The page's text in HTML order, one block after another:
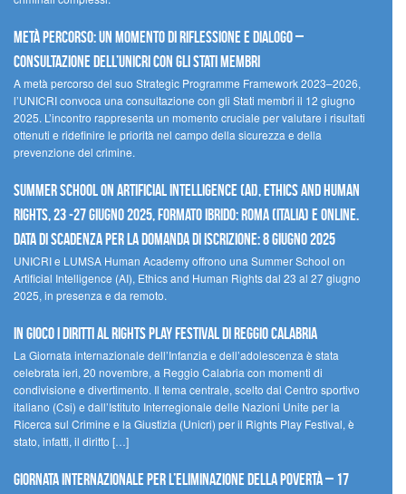
Metà percorso: un momento di riflessione e dialogo –
Consultazione dell’UNICRI con gli Stati membri
A metà percorso del suo Strategic Programme Framework 2023–2026,
l’UNICRI convoca una consultazione con gli Stati membri il 12 giugno
2025. L’incontro rappresenta un momento cruciale per valutare i risultati
ottenuti e ridefinire le priorità nel campo della sicurezza e della
prevenzione del crimine.
Summer School on Artificial Intelligence (AI), Ethics and Human
Rights, 23 -27 giugno 2025, Formato Ibrido: Roma (Italia) e online.
Data di scadenza per la domanda di iscrizione: 8 giugno 2025
UNICRI e LUMSA Human Academy offrono una Summer School on
Artificial Intelligence (AI), Ethics and Human Rights dal 23 al 27 giugno
2025, in presenza e da remoto.
In gioco i diritti al Rights Play Festival di Reggio Calabria
La Giornata internazionale dell’Infanzia e dell’adolescenza è stata
celebrata ieri, 20 novembre, a Reggio Calabria con momenti di
condivisione e divertimento. Il tema centrale, scelto dal Centro sportivo
italiano (Csi) e dall’Istituto Interregionale delle Nazioni Unite per la
Ricerca sul Crimine e la Giustizia (Unicri) per il Rights Play Festival, è
stato, infatti, il diritto […]
Giornata internazionale per l’eliminazione della povertà – 17